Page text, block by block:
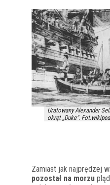
Uratowany Alexander
okręt „Duke”.
Zamiast jak najprędzej
pozostał na morzu